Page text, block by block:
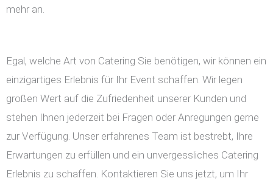
mehr an.
Egal, welche Art von Catering Sie benötigen, wir können ein
einzigartiges Erlebnis für Ihr Event schaffen. Wir legen
großen Wert auf die Zufriedenheit unserer Kunden und
stehen Ihnen jederzeit bei Fragen oder Anregungen gerne
zur Verfügung. Unser erfahrenes Team ist bestrebt, Ihre
Erwartungen zu erfüllen und ein unvergessliches Catering
Erlebnis zu schaffen. Kontaktieren Sie uns jetzt, um Ihr